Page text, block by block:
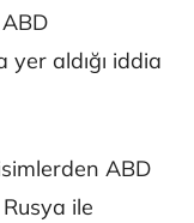
yer aldığı iddia
ABD
ile